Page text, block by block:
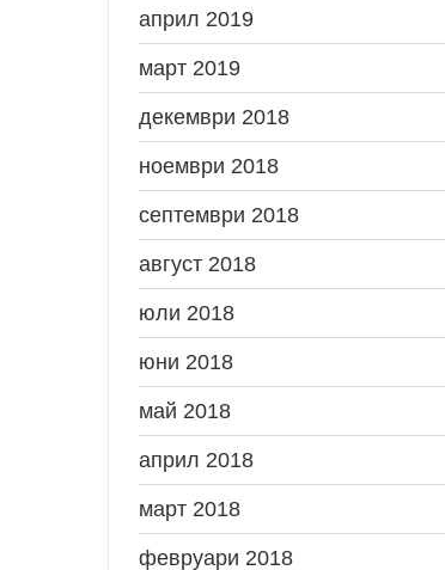
април 2019
март 2019
декември 2018
ноември 2018
септември 2018
август 2018
юли 2018
юни 2018
май 2018
април 2018
март 2018
февруари 2018